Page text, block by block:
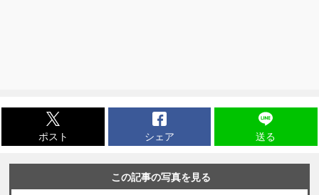
ポスト シェア 送る
この記事の写真を見る